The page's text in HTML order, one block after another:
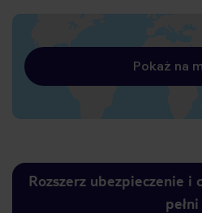
Pokaż na
Rozszerz ubezpieczenie i
pełni